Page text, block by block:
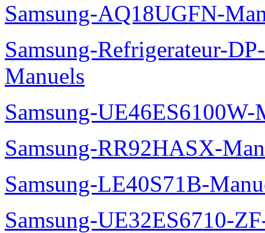
Samsung-AQ18UGFN-
Samsung-Refrigerateur-
Manuels
Samsung-UE46ES6100W-
Samsung-RR92HASX-
Samsung-LE40S71B-
Samsung-UE32ES6710-